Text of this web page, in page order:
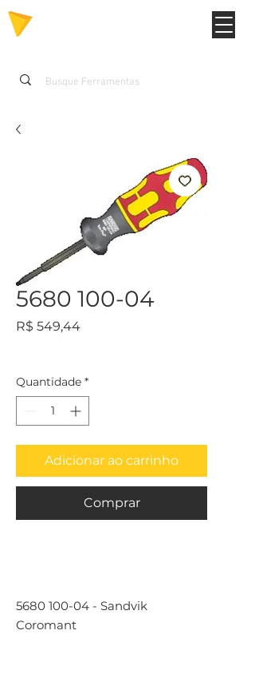
5680 100-04
R$ 549,44Preço
Quantidade *
Adicionar ao carrinho
Comprar
5680 100-04 - Sandvik
Coromant